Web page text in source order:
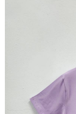
３．安心：先確認商品
１．於結帳方式選擇「
結帳頁面，進行簡訊認
２．訂單成立數日內，
３．收到繳費通知簡訊
ATM／網路銀行／等多
※ 請注意：結帳手續完
購買商品的店家。未經
後付繳納相關費用。
※ 交易是否成功請以「
全家付款取貨
每筆NT$80，滿
每筆NT$80，滿
每筆NT$80，滿
付款後門市自取